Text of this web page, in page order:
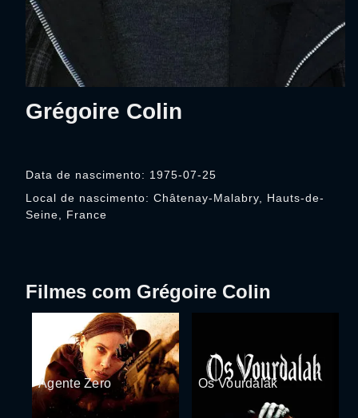
Grégoire Colin
Data de nascimento: 1975-07-25
Local de nascimento: Châtenay-Malabry, Hauts-de-
Seine, France
Filmes com Grégoire Colin
Agente Zero Os Vourdalak